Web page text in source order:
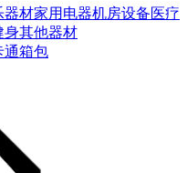
器材家用电器机房设备医疗
身其他器材
通箱包